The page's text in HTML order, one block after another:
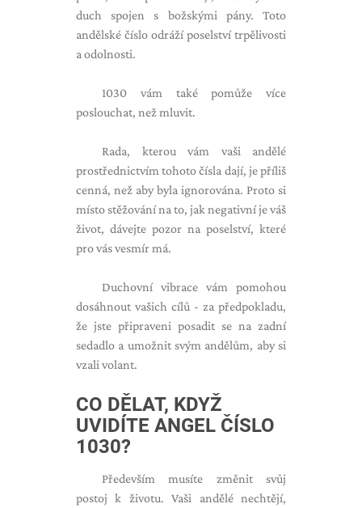
duch spojen s božskými pány. Toto
andělské číslo odráží poselství trpělivosti
a odolnosti.
1030 vám také pomůže více
poslouchat, než mluvit.
Rada, kterou vám vaši andělé
prostřednictvím tohoto čísla dají, je příliš
cenná, než aby byla ignorována. Proto si
místo stěžování na to, jak negativní je váš
život, dávejte pozor na poselství, které
pro vás vesmír má.
Duchovní vibrace vám pomohou
dosáhnout vašich cílů - za předpokladu,
že jste připraveni posadit se na zadní
sedadlo a umožnit svým andělům, aby si
vzali volant.
CO DĚLAT, KDYŽ
UVIDÍTE ANGEL ČÍSLO
1030?
Především musíte změnit svůj
postoj k životu. Vaši andělé nechtějí,